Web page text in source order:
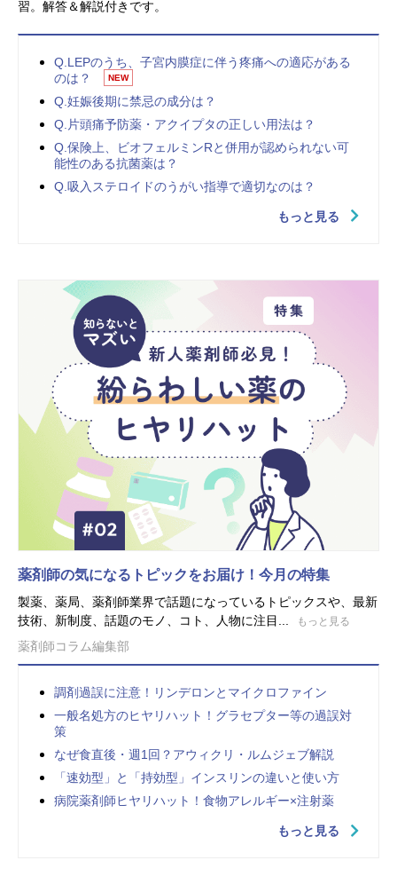
習。解答＆解説付きです。
Q.LEPのうち、子宮内膜症に伴う疼痛への適応がある
のは？
NEW
Q.妊娠後期に禁忌の成分は？
Q.片頭痛予防薬・アクイプタの正しい用法は？
Q.保険上、ビオフェルミンRと併用が認められない可
能性のある抗菌薬は？
Q.吸入ステロイドのうがい指導で適切なのは？
もっと見る
薬剤師の気になるトピックをお届け！今月の特集
製薬、薬局、薬剤師業界で話題になっているトピックスや、最新
技術、新制度、話題のモノ、コト、人物に注目...
もっと見る
薬剤師コラム編集部
調剤過誤に注意！リンデロンとマイクロファイン
一般名処方のヒヤリハット！グラセプター等の過誤対
策
なぜ食直後・週1回？アウィクリ・ルムジェブ解説
「速効型」と「持効型」インスリンの違いと使い方
病院薬剤師ヒヤリハット！食物アレルギー×注射薬
もっと見る